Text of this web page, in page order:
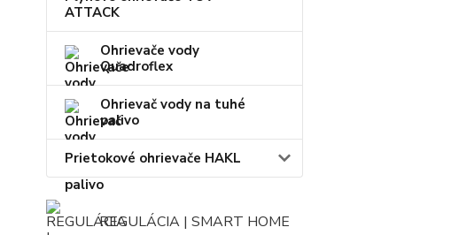
ATTACK
Ohrievače vody
Quadroflex
Ohrievač vody na tuhé
palivo
Prietokové ohrievače HAKL
REGULÁCIA | SMART HOME